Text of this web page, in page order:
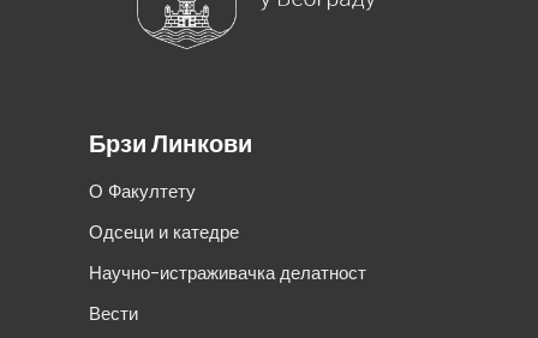
Брзи Линкови
О Факултету
Одсеци и катедре
Научно-истраживачка делатност
Вести